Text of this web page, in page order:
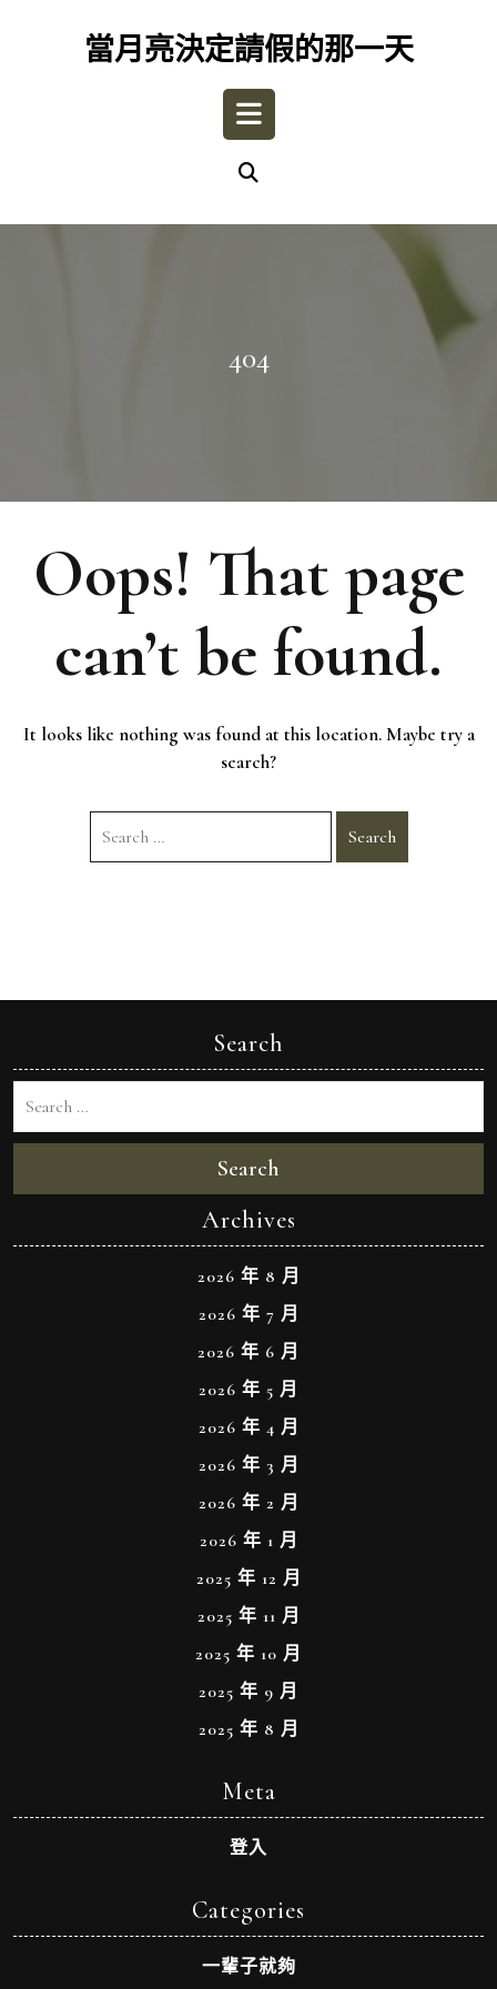
當月亮決定請假的那一天
Open
404
Oops! That page
can’t be found.
It looks like nothing was found at this location. Maybe try a
search?
Search
Search
Search
Archives
2026 年 8 月
2026 年 7 月
2026 年 6 月
2026 年 5 月
2026 年 4 月
2026 年 3 月
2026 年 2 月
2026 年 1 月
2025 年 12 月
2025 年 11 月
2025 年 10 月
2025 年 9 月
2025 年 8 月
Meta
登入
Categories
一輩子就夠